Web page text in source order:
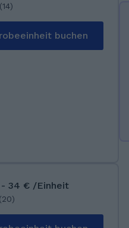
(14)
buchen
34 € /Einheit
(20)